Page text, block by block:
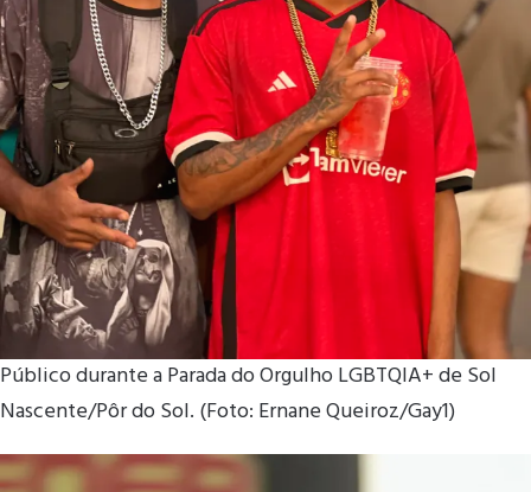
Público durante a Parada do Orgulho LGBTQIA+ de Sol
Nascente/Pôr do Sol. (Foto: Ernane Queiroz/Gay1)